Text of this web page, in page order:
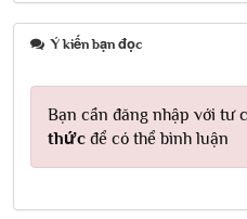
Ý kiến bạn đọc
Bạn cần đăng nhập với tư
thức để có thể bình luận